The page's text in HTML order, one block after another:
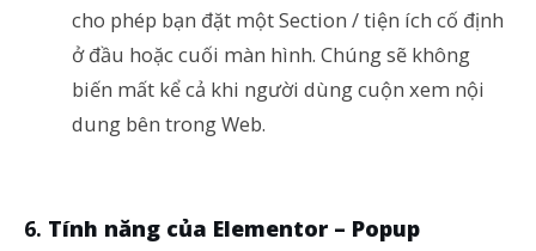
cho phép bạn đặt một Section / tiện ích cố định
ở đầu hoặc cuối màn hình. Chúng sẽ không
biến mất kể cả khi người dùng cuộn xem nội
dung bên trong Web.
Tính năng của Elementor – Popup